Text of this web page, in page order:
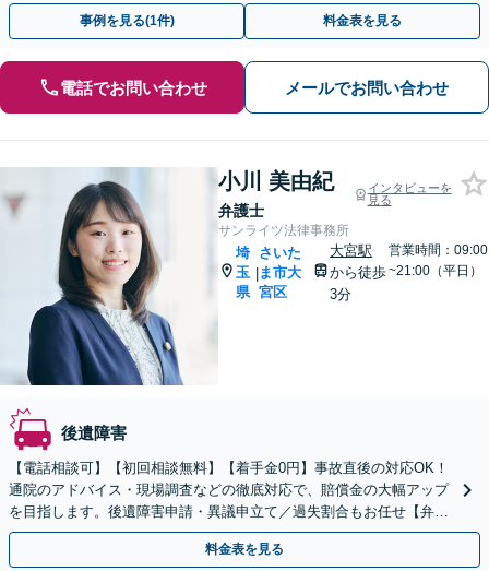
事例を見る(1件) 料金表を見る
電話でお問い合わせ メールでお問い合わせ
小川 美由紀
弁護士
インタビューを
見る
サンライツ法律事務所
埼
玉
県
|
さいた
ま市大
宮区
大宮駅
から徒歩
3分
営業時間：09:00
~21:00（平日）
後遺障害
【電話相談可】【初回相談無料】【着手金0円】事故直後の対応OK！
通院のアドバイス・現場調査などの徹底対応で、賠償金の大幅アップ
を目指します。後遺障害申請・異議申立て／過失割合もお任せ【弁護
士特約利用可】【完全個室】【大宮駅3分】
料金表を見る